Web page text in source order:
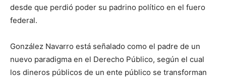
desde que perdió poder su padrino político en el fuero
federal.
González Navarro está señalado como el padre de un
nuevo paradigma en el Derecho Público, según el cual
los dineros públicos de un ente público se transforman